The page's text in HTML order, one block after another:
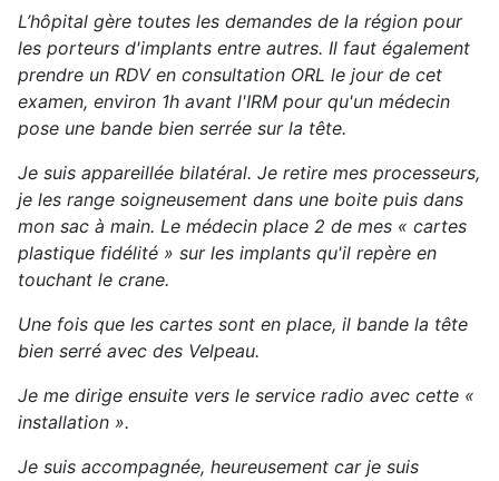
L’hôpital gère toutes les demandes de la région pour
les porteurs d'implants entre autres. Il faut également
prendre un RDV en consultation ORL le jour de cet
examen, environ 1h avant l'IRM pour qu'un médecin
pose une bande bien serrée sur la tête.
Je suis appareillée bilatéral. Je retire mes processeurs,
je les range soigneusement dans une boite puis dans
mon sac à main. Le médecin place 2 de mes « cartes
plastique fidélité » sur les implants qu'il repère en
touchant le crane.
Une fois que les cartes sont en place, il bande la tête
bien serré avec des Velpeau.
Je me dirige ensuite vers le service radio avec cette «
installation ».
Je suis accompagnée, heureusement car je suis